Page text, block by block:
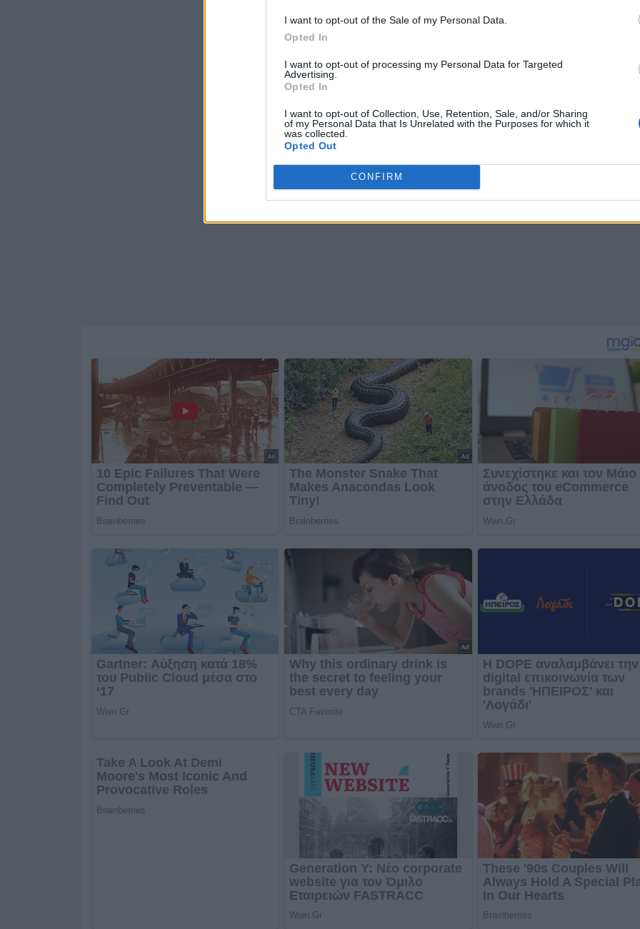
I want to opt-out of the Sale of my Personal Data.
Opted In
I want to opt-out of processing my Personal Data for Targeted
Advertising.
Opted In
I want to opt-out of Collection, Use, Retention, Sale, and/or Sharing
of my Personal Data that Is Unrelated with the Purposes for which it
was collected.
Opted Out
CONFIRM